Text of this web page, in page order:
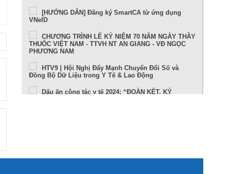
[HƯỚNG DẪN] Đăng ký SmartCA từ ứng dụng
VNeID
CHƯƠNG TRÌNH LỄ KỶ NIỆM 70 NĂM NGÀY THẦY
THUỐC VIỆT NAM - TTVH NT AN GIANG - VĐ NGỌC
PHƯƠNG NAM
HTV9 | Hội Nghị Đẩy Mạnh Chuyển Đổi Số và
Đồng Bộ Dữ Liệu trong Y Tế & Lao Động
Dấu ấn công tác y tế 2024: “ĐOÀN KẾT, KỶ
TUẦN LỄ THẾ GIỚI NUÔI CON BẰNG SỮA MẸ (1 –